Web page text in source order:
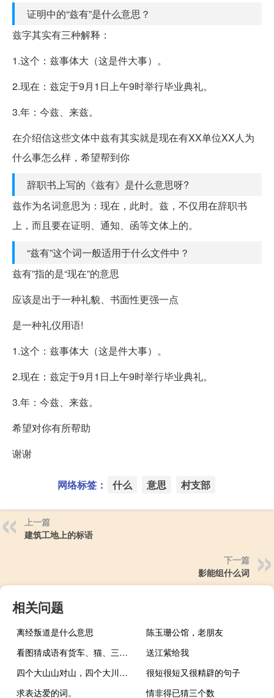
证明中的“兹有”是什么意思？
兹字其实有三种解释：
1.这个：兹事体大（这是件大事）。
2.现在：兹定于9月1日上午9时举行毕业典礼。
3.年：今兹、来兹。
在介绍信这些文体中兹有其实就是现在有XX单位XX人为
什么事怎么样，希望帮到你
辞职书上写的《兹有》是什么意思呀?
兹作为名词意思为：现在，此时。兹，不仅用在辞职书
上，而且要在证明、通知、函等文体上的。
“兹有”这个词一般适用于什么文件中？
兹有”指的是“现在”的意思
应该是出于一种礼貌、书面性更强一点
是一种礼仪用语!
1.这个：兹事体大（这是件大事）。
2.现在：兹定于9月1日上午9时举行毕业典礼。
3.年：今兹、来兹。
希望对你有所帮助
谢谢
网络标签： 什么 意思 村支部
上一篇
建筑工地上的标语
下一篇
影能组什么词
相关问题
离经叛道是什么意思
陈玉珊公馆，老朋友
看图猜成语有货车、猫、三个圈、证书是
送江紫给我
四个大山山对山，四个大川川对川，四个
很短很短又很精辟的句子
求表达爱的词。
情非得已猜三个数